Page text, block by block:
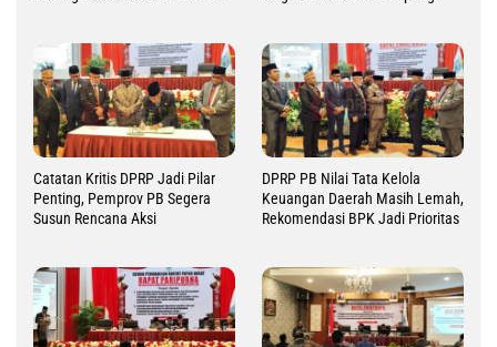
Catatan Kritis DPRP Jadi Pilar
Penting, Pemprov PB Segera
Susun Rencana Aksi
DPRP PB Nilai Tata Kelola
Keuangan Daerah Masih Lemah,
Rekomendasi BPK Jadi Prioritas